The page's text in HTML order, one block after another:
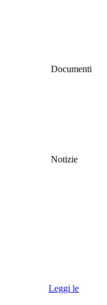
Documenti
Notizie
Leggi le